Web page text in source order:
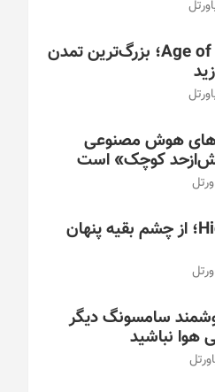
بازی/ Age of 2048؛ بزرگ‌ترین تمدن
هوش مصنوعی
کوچک» است
بازی/ Hide.io؛ از چشم بقیه پنهان
سامسونگ دیگر
هوا نباشید